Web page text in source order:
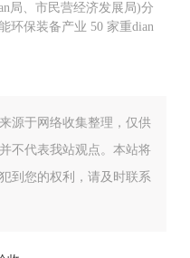
局、市民营经济发展局)分
环保装备产业 50 家重dian
源于网络收集整理，仅供
不代表我站观点。本站将
到您的权利，请及时联系